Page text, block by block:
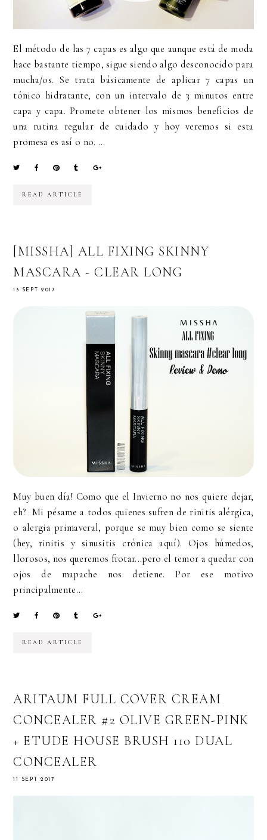
El método de las 7 capas es algo que aunque está de moda
hace bastante tiempo, sigue siendo algo desconocido para
mucha/os. Se trata básicamente de aplicar 7 capas un
tónico hidratante, con un intervalo de 3 minutos entre
capa y capa. Promete obtener los mismos beneficios de
una rutina regular de cuidado y hoy veremos si esta
promesa es así o no. ...
READ ARTICLE
[MISSHA] ALL FIXING SKINNY
MASCARA - CLEAR LONG
13 SEPT 2017
Muy buen día! Como que el Invierno no nos quiere dejar,
eh? Mi pésame a todos quienes sufren de rinitis alérgica,
o alergia primaveral, porque se muy bien como se siente
(hey, rinitis y sinusitis crónica aquí). Ojos húmedos,
llorosos, nos queremos frotar...pero el temor a quedar con
ojos de mapache nos detiene. Por ese motivo
principalmente...
READ ARTICLE
ARITAUM FULL COVER CREAM
CONCEALER #2 OLIVE GREEN-PINK
+ ETUDE HOUSE BRUSH 110 DUAL
CONCEALER
11 SEPT 2017